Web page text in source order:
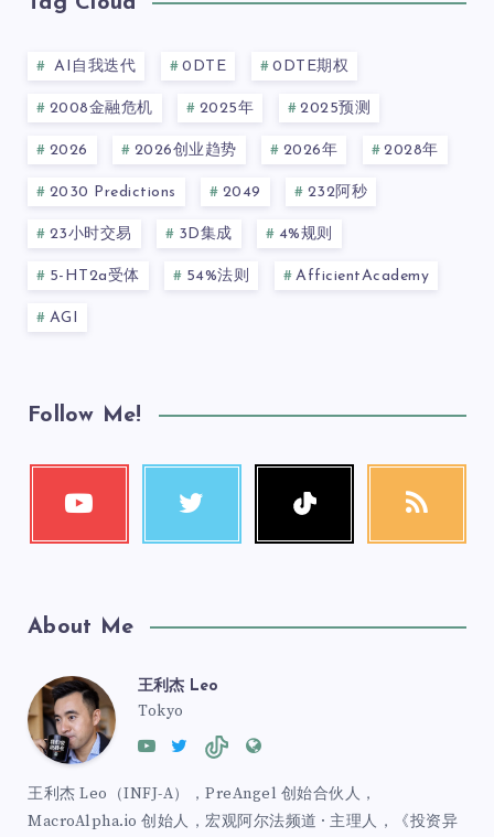
AI自我迭代 0DTE 0DTE期权
2008金融危机 2025年 2025预测
2026 2026创业趋势 2026年 2028年
2030 Predictions 2049 232阿秒
23小时交易 3D集成 4%规则
5-HT2a受体 54%法则 AfficientAcademy
AGI
Follow Me!
About Me
王利杰 Leo
Tokyo
王利杰 Leo（INFJ-A），PreAngel 创始合伙人，
MacroAlpha.io 创始人，宏观阿尔法频道 · 主理人，《投资异